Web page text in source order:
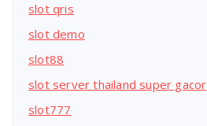
slot qris
slot demo
slot88
slot server thailand super gacor
slot777